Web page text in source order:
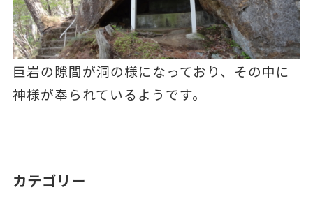
巨岩の隙間が洞の様になっており、その中に
神様が奉られているようです。
カテゴリー